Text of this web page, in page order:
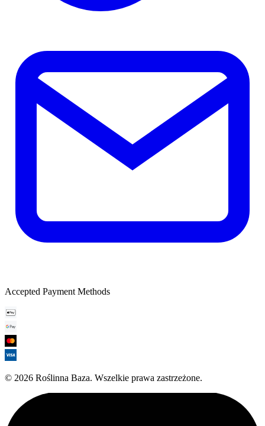
Accepted Payment Methods
© 2026 Roślinna Baza. Wszelkie prawa zastrzeżone.